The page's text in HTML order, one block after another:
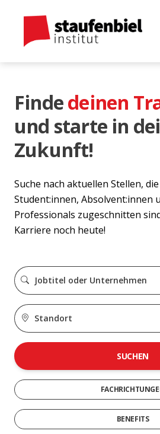
Findedeinen
und starte in
Zukunft!
Suche nach aktuellen Stellen,
Student:innen, Absolvent:innen
Professionals zugeschnitten
Karriere noch heute!
SUCHEN
BENEFITS